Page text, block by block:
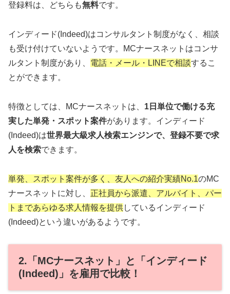
登録料は、どちらも無料です。
インディード(Indeed)はコンサルタント制度がなく、相談
も受け付けていないようです。MCナースネットはコンサ
ルタント制度があり、 電話・メール・LINEで相談するこ
とができます。
特徴としては、MCナースネットは、 1日単位で働ける充
実した単発・スポット案件があります。インディード
(Indeed)は世界最大級求人検索エンジンで、登録不要で求
人を検索できます。
単発、スポット案件が多く、友人への紹介実績No.1のMC
ナースネットに対し、 正社員から派遣、アルバイト、パー
トまであらゆる求人情報を提供しているインディード
(Indeed)という違いがあるようです。
2.「MCナースネット」と「インディード
(Indeed)」を雇用で比較！